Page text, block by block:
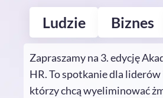
Ludzie Biznes
Zapraszamy na 3. edycję
HR. To spotkanie dla liderów
którzy chcą wyeliminować